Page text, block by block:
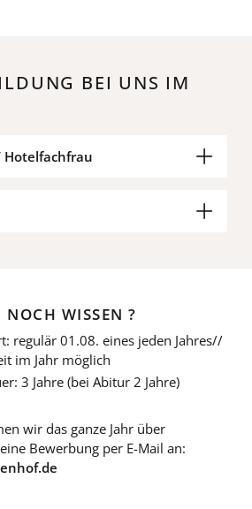
BEI UNS IM
WISSEN ?
regulär 01.08. eines jeden Jahres//
im Jahr möglich
3 Jahre (bei Abitur 2 Jahre)
wir das ganze Jahr über
Bewerbung per E-Mail an: